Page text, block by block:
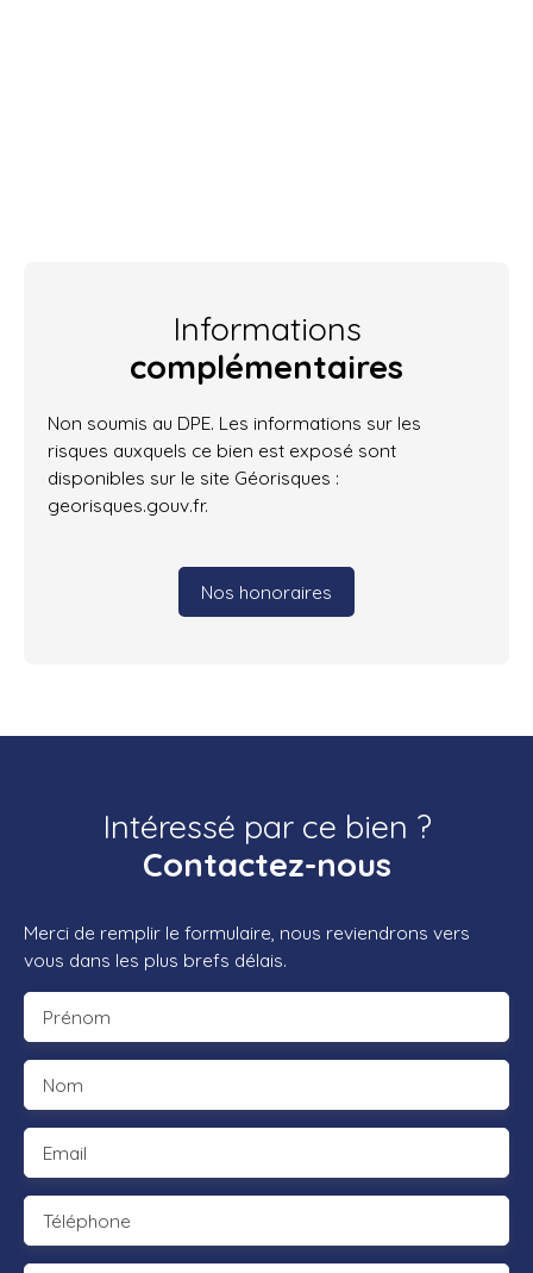
Informations
complémentaires
Non soumis au DPE. Les informations sur les
risques auxquels ce bien est exposé sont
disponibles sur le site Géorisques :
georisques.gouv.fr.
Nos honoraires
Intéressé par ce bien ?
Contactez-nous
Merci de remplir le formulaire, nous reviendrons vers
vous dans les plus brefs délais.
Prénom
Nom
Email
Téléphone